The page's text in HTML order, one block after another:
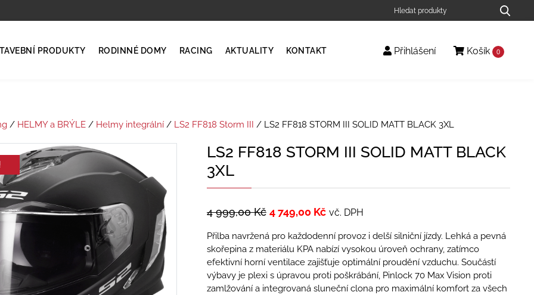
PRODUKTY RODINNÉ DOMY RACING AKTUALITY KONTAKT Přihlášení Košík 0
/ HELMY a BRÝLE/ Helmy integrální/ LS2 FF818 Storm III / LS2 FF818 STORM III SOLID MATT BLACK 3XL
LS2 FF818 STORM III SOLID MATT BLACK
3XL
4 999,00Kč 4 749,00 Kč vč. DPH
Přilba navržená pro každodenní provoz i delší silniční jízdy. Lehká a pevná
skořepina z materiálu KPA nabízí vysokou úroveň ochrany, zatímco
efektivní horní ventilace zajišťuje optimální proudění vzduchu. Součástí
výbavy je plexi s úpravou proti poškrábání, Pinlock 70 Max Vision proti
zamlžování a integrovaná sluneční clona pro maximální komfort za všech